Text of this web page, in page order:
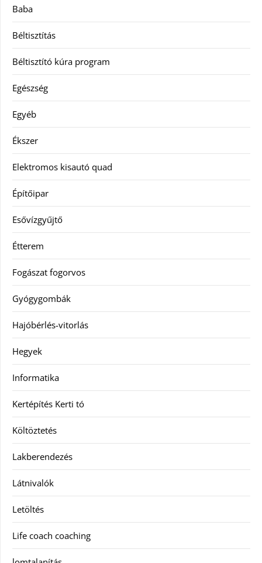
Baba
Béltisztítás
Béltisztító kúra program
Egészség
Egyéb
Ékszer
Elektromos kisautó quad
Építőipar
Esővízgyűjtő
Étterem
Fogászat fogorvos
Gyógygombák
Hajóbérlés-vitorlás
Hegyek
Informatika
Kertépítés Kerti tó
Költöztetés
Lakberendezés
Látnivalók
Letöltés
Life coach coaching